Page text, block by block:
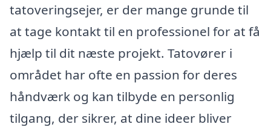
tatoveringsejer, er der mange grunde til
at tage kontakt til en professionel for at få
hjælp til dit næste projekt. Tatovører i
området har ofte en passion for deres
håndværk og kan tilbyde en personlig
tilgang, der sikrer, at dine ideer bliver